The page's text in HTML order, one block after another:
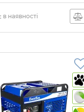
наявності